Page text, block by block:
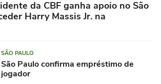
da CBF ganha apoio no São
Harry Massis Jr. na
SÃO PAULO
São Paulo confirma empréstimo de
jogador